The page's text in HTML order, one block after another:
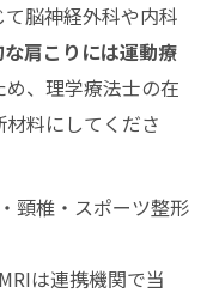
脳神経外科や内科
肩こりには運動療
め、理学療法士の在
料にしてくださ
・頸椎・スポーツ整形
は連携機関で当